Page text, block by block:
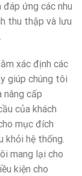
ứng các nhu
thu thập và lưu
xác định các
giúp chúng tôi
nâng cấp
của khách
mục đích
khỏi hệ thống.
mang lại cho
kiện cho